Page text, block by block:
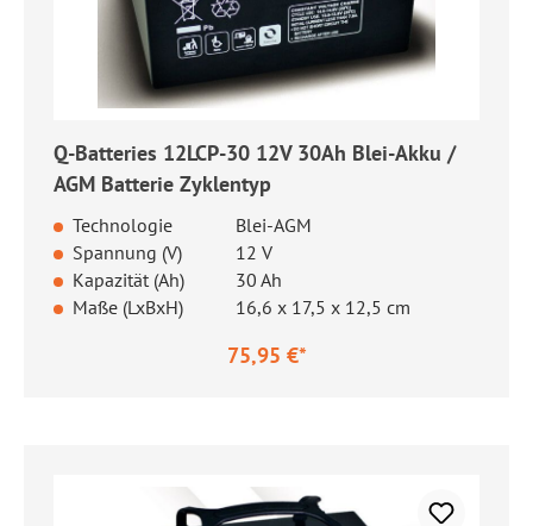
Q-Batteries 12LCP-30 12V 30Ah Blei-Akku /
AGM Batterie Zyklentyp
Technologie
Blei-AGM
Spannung (V)
12 V
Kapazität (Ah)
30 Ah
Maße (LxBxH)
16,6 x 17,5 x 12,5 cm
75,95 €*